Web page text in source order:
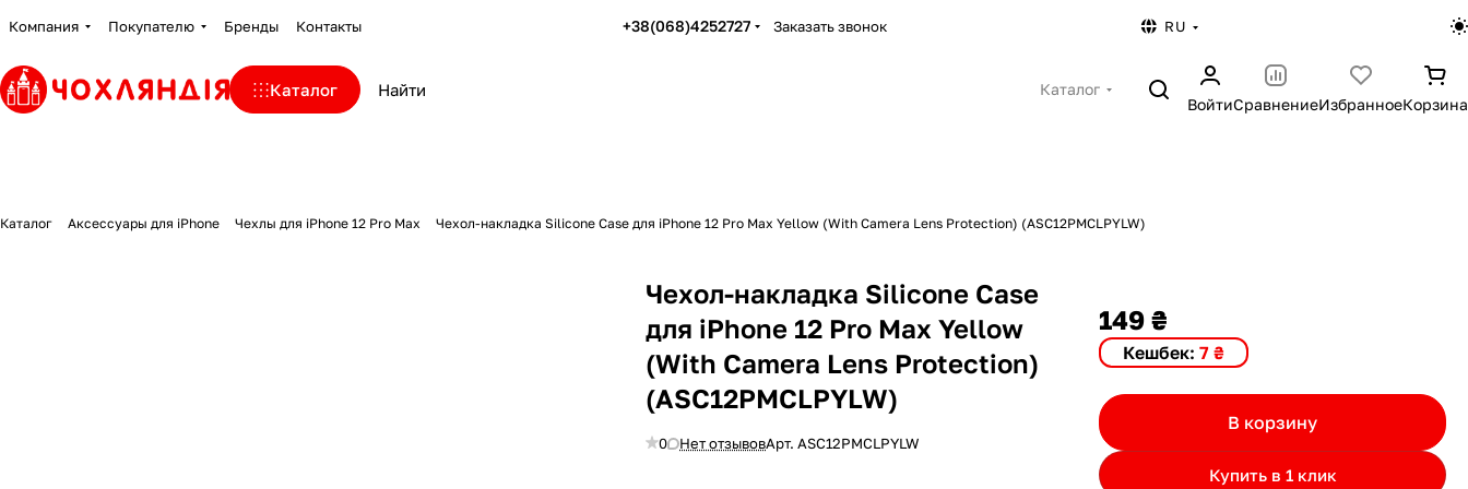
Компания Покупателю Бренды Контакты +38(068)4252727 Заказать звонок RU
Каталог
Каталог
ВойтиСравнениеИзбранноеКорзина
Каталог Аксессуары для iPhone Чехлы для iPhone 12 Pro Max Чехол-накладка Silicone Case для iPhone 12 Pro Max Yellow (With Camera Lens Protection) (ASC12PMCLPYLW)
Чехол-накладка Silicone Case
для iPhone 12 Pro Max Yellow
(With Camera Lens Protection)
(ASC12PMCLPYLW)
0 Нет отзывовАрт.ASC12PMCLPYLW
149 ₴
Кешбек: 7 ₴
В корзину
Купить в 1 клик